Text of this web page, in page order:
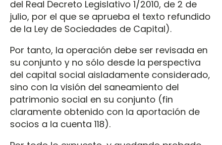
del Real Decreto Legislativo 1/2010, de 2 de
julio, por el que se aprueba el texto refundido
de la Ley de Sociedades de Capital).
Por tanto, la operación debe ser revisada en
su conjunto y no sólo desde la perspectiva
del capital social aisladamente considerado,
sino con la visión del saneamiento del
patrimonio social en su conjunto (fin
claramente obtenido con la aportación de
socios a la cuenta 118).